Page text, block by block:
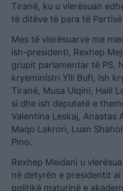
Tiranë, ku u vlerësuan
të ditëve të para të
Mes të vlerësuarve me
ish-presidenti, Rexhep
grupit parlamentar të PS,
kryeministri Ylli Bufi, ish
Tiranë, Musa Ulqini, Halil
si dhe ish deputetë e
Valentina Leskaj, Anastas
Maqo Lakrori, Luan
Pino.
Rexhep Meidani u
në detyrën e presidentit
politikë maturinë e